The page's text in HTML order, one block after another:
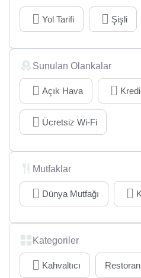
Yol Tarifi Şişli
Sunulan Olankalar
Açık Hava
Ücretsiz Wi-Fi
Mutfaklar
Dünya Mutfağı
Kategoriler
Kahvaltıcı Restoran